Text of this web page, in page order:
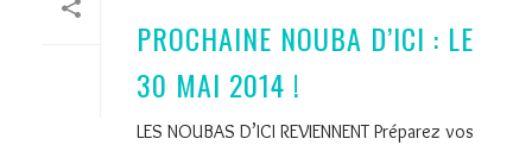
PROCHAINE NOUBA D’ICI : LE
30 MAI 2014 !
LES NOUBAS D’ICI REVIENNENT Préparez vos